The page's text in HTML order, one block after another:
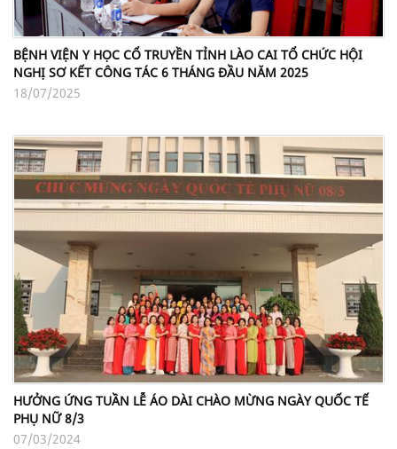
BỆNH VIỆN Y HỌC CỔ TRUYỀN TỈNH LÀO CAI TỔ CHỨC HỘI
NGHỊ SƠ KẾT CÔNG TÁC 6 THÁNG ĐẦU NĂM 2025
18/07/2025
HƯỞNG ỨNG TUẦN LỄ ÁO DÀI CHÀO MỪNG NGÀY QUỐC TẾ
PHỤ NỮ 8/3
07/03/2024